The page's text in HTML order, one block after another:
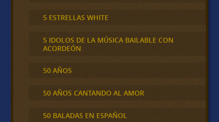
5 ESTRELLAS WHITE
5 IDOLOS DE LA MÚSICA BAILABLE CON
ACORDEÓN
50 AÑOS
50 AÑOS CANTANDO AL AMOR
50 BALADAS EN ESPAÑOL